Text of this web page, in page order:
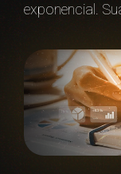
exponencial.